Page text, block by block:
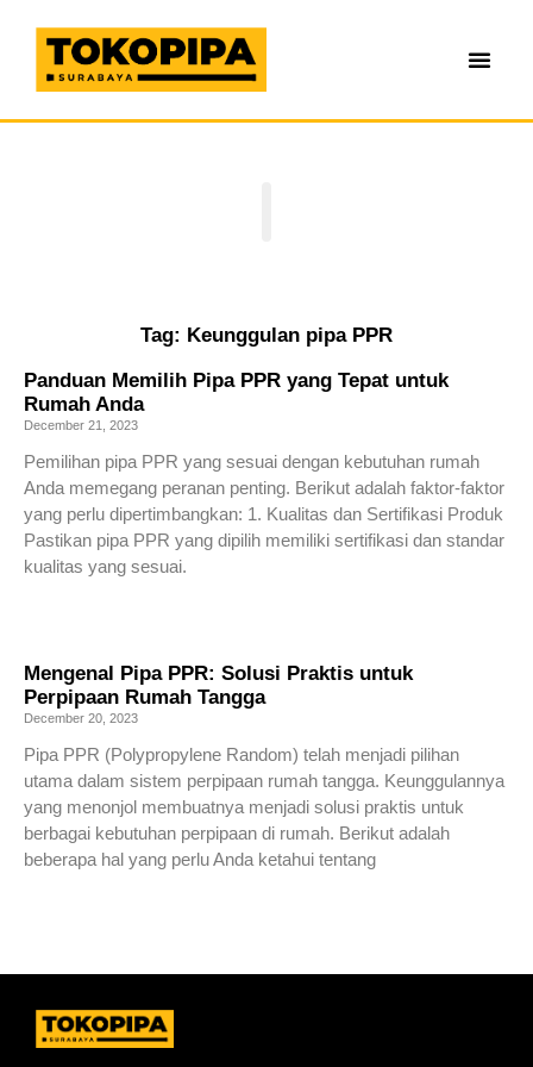
Tag: Keunggulan pipa PPR
Panduan Memilih Pipa PPR yang Tepat untuk
Rumah Anda
December 21, 2023
Pemilihan pipa PPR yang sesuai dengan kebutuhan rumah
Anda memegang peranan penting. Berikut adalah faktor-faktor
yang perlu dipertimbangkan: 1. Kualitas dan Sertifikasi Produk
Pastikan pipa PPR yang dipilih memiliki sertifikasi dan standar
kualitas yang sesuai.
Mengenal Pipa PPR: Solusi Praktis untuk
Perpipaan Rumah Tangga
December 20, 2023
Pipa PPR (Polypropylene Random) telah menjadi pilihan
utama dalam sistem perpipaan rumah tangga. Keunggulannya
yang menonjol membuatnya menjadi solusi praktis untuk
berbagai kebutuhan perpipaan di rumah. Berikut adalah
beberapa hal yang perlu Anda ketahui tentang